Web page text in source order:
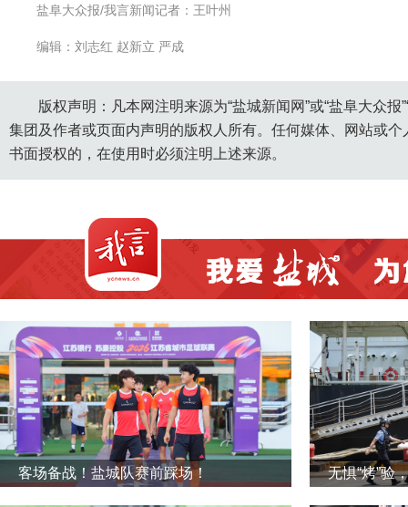
盐阜大众报/我言新闻记者：王叶州
编辑：刘志红 赵新立 严成
版权声明：凡本网注明来源为“盐城新闻网”或“盐阜大众
集团及作者或页面内声明的版权人所有。任何媒体、网站或
书面授权的，在使用时必须注明上述来源。
客场备战！盐城队赛前踩场！ 无惧“烤”验